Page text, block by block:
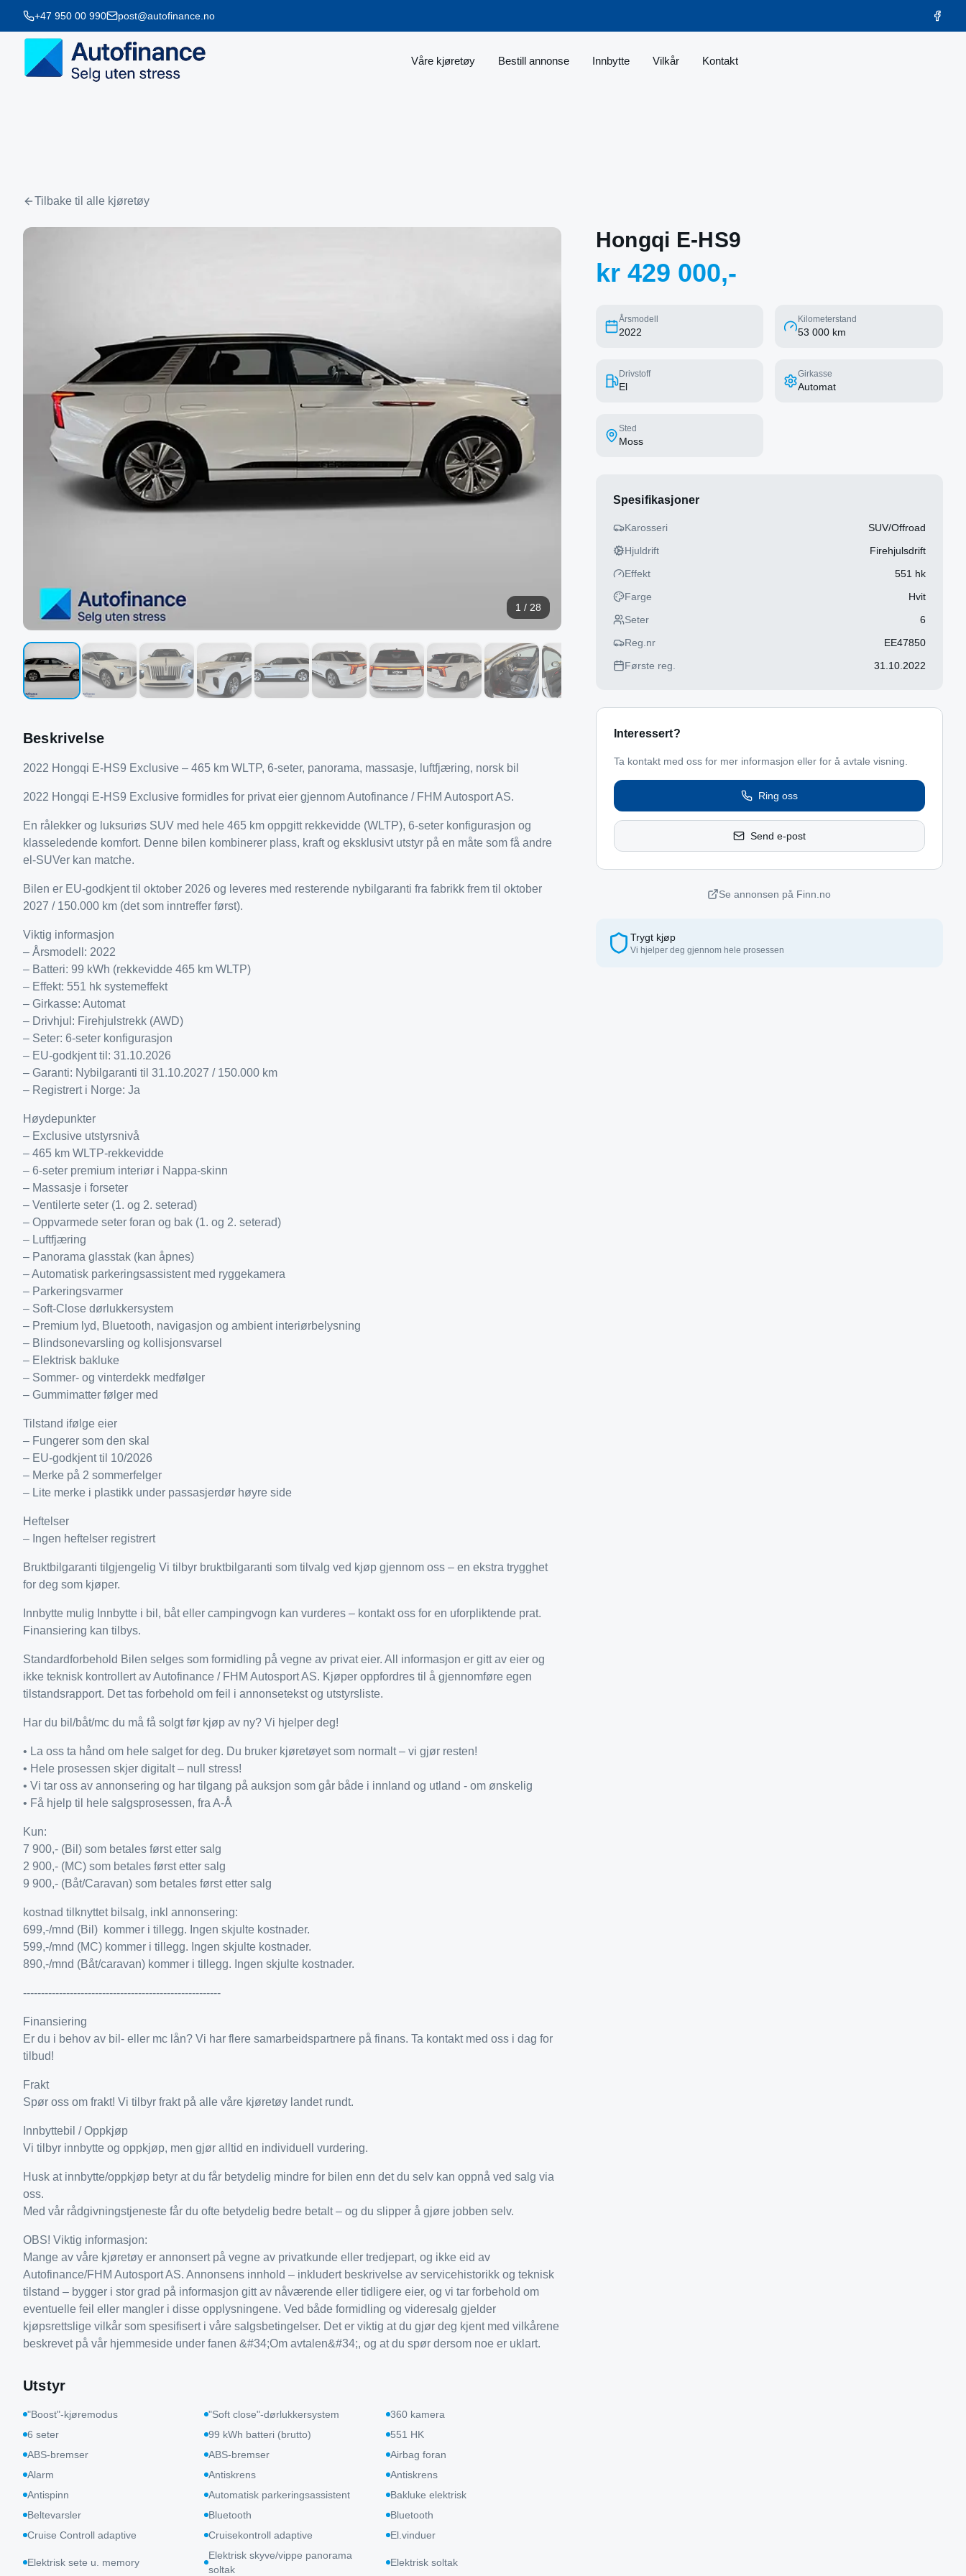
+47 950 00 990 post@autofinance.no
Våre kjøretøy Bestill annonse Innbytte Vilkår Kontakt
Tilbake til alle kjøretøy
1 / 28
Beskrivelse
2022 Hongqi E-HS9 Exclusive – 465 km WLTP, 6-seter, panorama, massasje, luftfjæring, norsk bil
2022 Hongqi E-HS9 Exclusive formidles for privat eier gjennom Autofinance / FHM Autosport AS.
En rålekker og luksuriøs SUV med hele 465 km oppgitt rekkevidde (WLTP), 6-seter konfigurasjon og
klasseledende komfort. Denne bilen kombinerer plass, kraft og eksklusivt utstyr på en måte som få andre
el-SUVer kan matche.
Bilen er EU-godkjent til oktober 2026 og leveres med resterende nybilgaranti fra fabrikk frem til oktober
2027 / 150.000 km (det som inntreffer først).
Viktig informasjon
– Årsmodell: 2022
– Batteri: 99 kWh (rekkevidde 465 km WLTP)
– Effekt: 551 hk systemeffekt
– Girkasse: Automat
– Drivhjul: Firehjulstrekk (AWD)
– Seter: 6-seter konfigurasjon
– EU-godkjent til: 31.10.2026
– Garanti: Nybilgaranti til 31.10.2027 / 150.000 km
– Registrert i Norge: Ja
Høydepunkter
– Exclusive utstyrsnivå
– 465 km WLTP-rekkevidde
– 6-seter premium interiør i Nappa-skinn
– Massasje i forseter
– Ventilerte seter (1. og 2. seterad)
– Oppvarmede seter foran og bak (1. og 2. seterad)
– Luftfjæring
– Panorama glasstak (kan åpnes)
– Automatisk parkeringsassistent med ryggekamera
– Parkeringsvarmer
– Soft-Close dørlukkersystem
– Premium lyd, Bluetooth, navigasjon og ambient interiørbelysning
– Blindsonevarsling og kollisjonsvarsel
– Elektrisk bakluke
– Sommer- og vinterdekk medfølger
– Gummimatter følger med
Tilstand ifølge eier
– Fungerer som den skal
– EU-godkjent til 10/2026
– Merke på 2 sommerfelger
– Lite merke i plastikk under passasjerdør høyre side
Heftelser
– Ingen heftelser registrert
Bruktbilgaranti tilgjengelig Vi tilbyr bruktbilgaranti som tilvalg ved kjøp gjennom oss – en ekstra trygghet
for deg som kjøper.
Innbytte mulig Innbytte i bil, båt eller campingvogn kan vurderes – kontakt oss for en uforpliktende prat.
Finansiering kan tilbys.
Standardforbehold Bilen selges som formidling på vegne av privat eier. All informasjon er gitt av eier og
ikke teknisk kontrollert av Autofinance / FHM Autosport AS. Kjøper oppfordres til å gjennomføre egen
tilstandsrapport. Det tas forbehold om feil i annonsetekst og utstyrsliste.
Har du bil/båt/mc du må få solgt før kjøp av ny? Vi hjelper deg!
• La oss ta hånd om hele salget for deg. Du bruker kjøretøyet som normalt – vi gjør resten!
• Hele prosessen skjer digitalt – null stress!
• Vi tar oss av annonsering og har tilgang på auksjon som går både i innland og utland - om ønskelig
• Få hjelp til hele salgsprosessen, fra A-Å
Kun:
7 900,- (Bil) som betales først etter salg
2 900,- (MC) som betales først etter salg
9 900,- (Båt/Caravan) som betales først etter salg
kostnad tilknyttet bilsalg, inkl annonsering:
699,-/mnd (Bil) kommer i tillegg. Ingen skjulte kostnader.
599,-/mnd (MC) kommer i tillegg. Ingen skjulte kostnader.
890,-/mnd (Båt/caravan) kommer i tillegg. Ingen skjulte kostnader.
-------------------------------------------------------
Finansiering
Er du i behov av bil- eller mc lån? Vi har flere samarbeidspartnere på finans. Ta kontakt med oss i dag for
tilbud!
Frakt
Spør oss om frakt! Vi tilbyr frakt på alle våre kjøretøy landet rundt.
Innbyttebil / Oppkjøp
Vi tilbyr innbytte og oppkjøp, men gjør alltid en individuell vurdering.
Husk at innbytte/oppkjøp betyr at du får betydelig mindre for bilen enn det du selv kan oppnå ved salg via
oss.
Med vår rådgivningstjeneste får du ofte betydelig bedre betalt – og du slipper å gjøre jobben selv.
OBS! Viktig informasjon:
Mange av våre kjøretøy er annonsert på vegne av privatkunde eller tredjepart, og ikke eid av
Autofinance/FHM Autosport AS. Annonsens innhold – inkludert beskrivelse av servicehistorikk og teknisk
tilstand – bygger i stor grad på informasjon gitt av nåværende eller tidligere eier, og vi tar forbehold om
eventuelle feil eller mangler i disse opplysningene. Ved både formidling og videresalg gjelder
kjøpsrettslige vilkår som spesifisert i våre salgsbetingelser. Det er viktig at du gjør deg kjent med vilkårene
beskrevet på vår hjemmeside under fanen &#34;Om avtalen&#34;, og at du spør dersom noe er uklart.
Utstyr
"Boost"-kjøremodus "Soft close"-dørlukkersystem
360 kamera
6 seter
99 kWh batteri (brutto)
551 HK
ABS-bremser
ABS-bremser
Airbag foran
Alarm
Antiskrens
Antiskrens
Antispinn
Automatisk parkeringsassistent
Bakluke elektrisk
Beltevarsler
Bluetooth
Bluetooth
Cruise Controll adaptive
Cruisekontroll adaptive El.vinduer
Elektrisk sete u. memory
Elektrisk skyve/vippe panorama
soltak
Elektrisk soltak
Hongqi E-HS9
kr 429 000,-
Årsmodell
2022
Kilometerstand
53 000 km
Drivstoff
El
Girkasse
Automat
Sted
Moss
Spesifikasjoner
Karosseri
SUV/Offroad
Hjuldrift
Firehjulsdrift
Effekt
551 hk
Farge
Hvit
Seter
6
Reg.nr
EE47850
Første reg.
31.10.2022
Interessert?
Ta kontakt med oss for mer informasjon eller for å avtale visning.
Ring oss
Send e-post
Se annonsen på Finn.no
Trygt kjøp
Vi hjelper deg gjennom hele prosessen